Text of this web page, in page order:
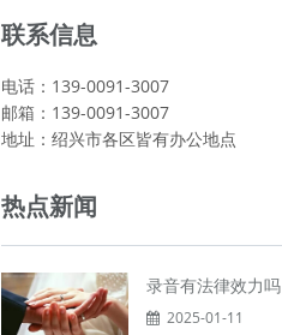
联系信息
电话：139-0091-3007
邮箱：139-0091-3007
地址：绍兴市各区皆有办公地点
热点新闻
录音有法律效力吗
2025-01-11